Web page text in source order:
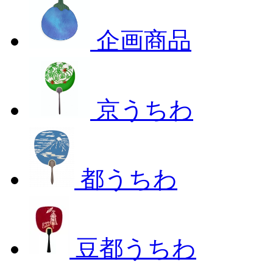
企画商品
京うちわ
都うちわ
豆都うちわ